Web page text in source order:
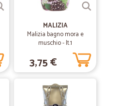
MALIZIA
Malizia bagno mora e
muschio - lt.1
3,75 €